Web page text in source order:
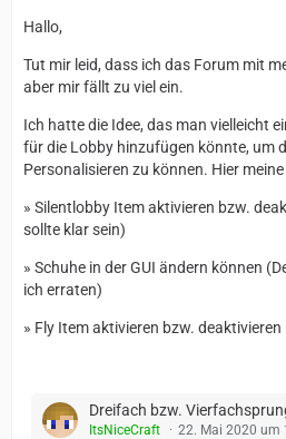
Hallo,
Tut mir leid, dass ich das Forum mit
aber mir fällt zu viel ein.
Ich hatte die Idee, das man vielleicht
für die Lobby hinzufügen könnte, um
Personalisieren zu können. Hier meine
» Silentlobby Item aktivieren bzw.
sollte klar sein)
» Schuhe in der GUI ändern können
ich erraten)
» Fly Item aktivieren bzw. deaktivieren
Dreifach bzw.
ItsNiceCraft 22. Mai 2020 um